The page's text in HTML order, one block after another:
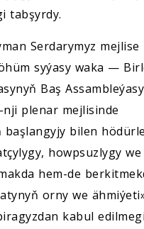
tabşyrdy.
Serdarymyz mejlise
syýasy waka —
Baş
nji plenar mejlisinde
başlangyjy bilen
howpsuzlygy
hem-de
orny we
kabul